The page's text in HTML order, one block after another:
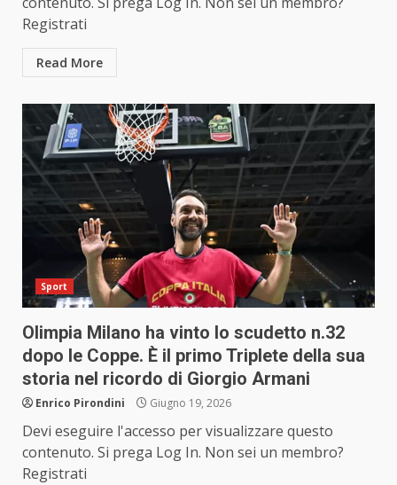
Registrati
Read More
Sport
Olimpia Milano ha vinto lo scudetto n.32
dopo le Coppe. È il primo Triplete della sua
storia nel ricordo di Giorgio Armani
Enrico Pirondini Giugno 19, 2026
Devi eseguire l'accesso per visualizzare questo
contenuto. Si prega Log In. Non sei un membro?
Registrati